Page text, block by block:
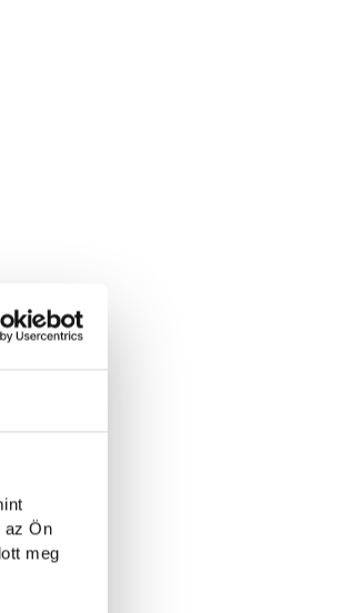
az Ön
meg